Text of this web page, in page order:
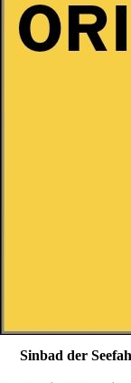
Sinbad der